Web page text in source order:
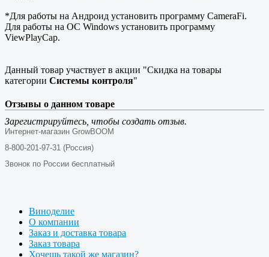
*Для работы на Андроид установить программу CameraFi.
Для работы на ОС Windows установить программу
ViewPlayCap.
Данный товар участвует в акции "Скидка на товары
категории Системы контроля"
Отзывы о данном товаре
Зарегистрируйтесь, чтобы создать отзыв.
Интернет-магазин GrowBOOM
8-800-201-97-31 (Россия)
Звонок по России бесплатный
Виноделие
О компании
Заказ и доставка товара
Заказ товара
Хочешь такой же магазин?